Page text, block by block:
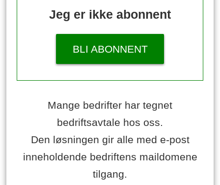
Jeg er ikke abonnent
BLI ABONNENT
Mange bedrifter har tegnet
bedriftsavtale hos oss.
Den løsningen gir alle med e-post
inneholdende bedriftens maildomene
tilgang.